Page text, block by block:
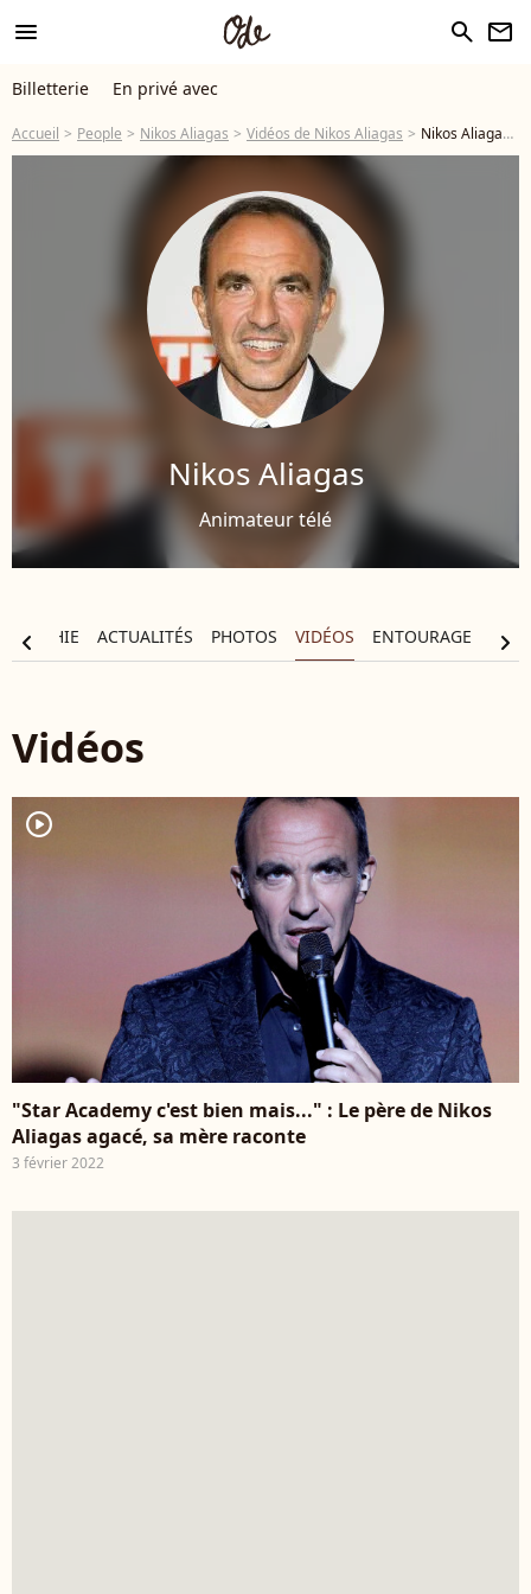
menu search newsletter
Billetterie En privé avec
Accueil People Nikos Aliagas Vidéos de Nikos Aliagas Nikos Aliagas en vidéos - Page 3
Nikos Aliagas
Animateur télé
ACTUALITÉS PHOTOS VIDÉOS ENTOURAGE
chevron_left chevron_right
Vidéos
player2
"Star Academy c'est bien mais..." : Le père de Nikos
Aliagas agacé, sa mère raconte
3 février 2022